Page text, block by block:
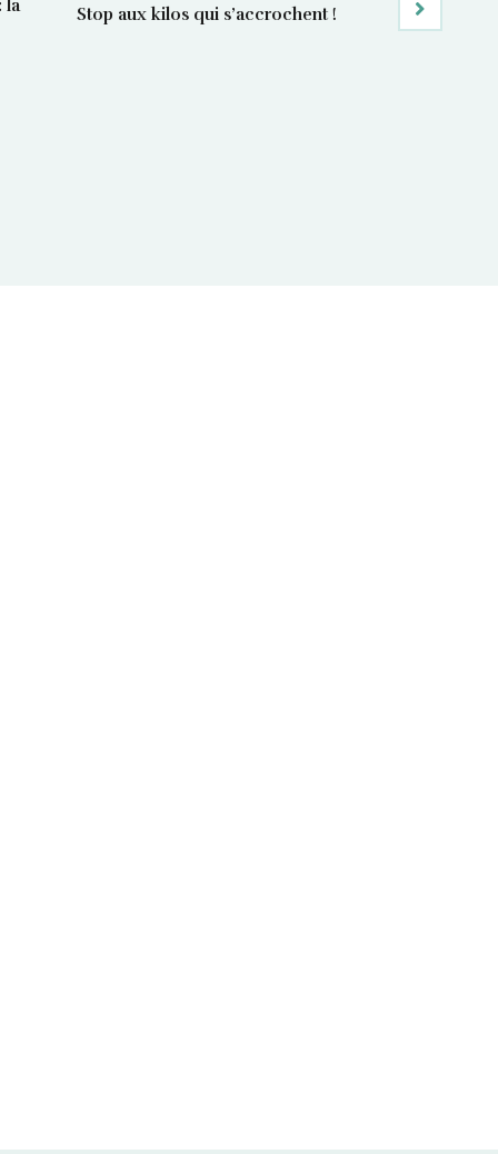
la Stop aux kilos qui s’accrochent ! Manger bon